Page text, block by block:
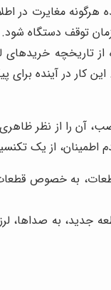
مغایرت در
توقف دستگاه شود.
از تاریخچه خریدهای
کار در آینده برای
آن را از نظر
اطمینان، از یک
به خصوص قطعات
جدید، به صداها،